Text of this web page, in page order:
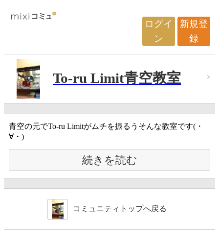
ログイ
ン
新規登
録
To-ru Limit青空教室
青空の元でTo-ru Limitがムチを振るうそんな教室です(・
∀・)
続きを読む
コミュニティトップへ戻る